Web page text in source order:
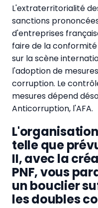
L'extraterritorialité
sanctions
d'entreprises
faire de la
sur la scène
l'adoption de
corruption. Le
mesures dépend
Anticorruption, l'AFA.
telle que
II, avec la
PNF, vous
un bouclier
les doubles